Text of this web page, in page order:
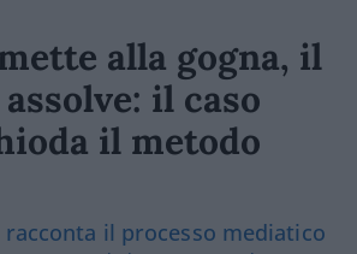
alla gogna, il
il caso
il metodo
il processo mediatico